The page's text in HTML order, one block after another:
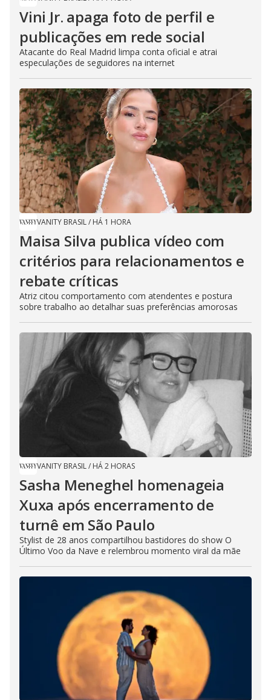
Vini Jr. apaga foto de perfil e
publicações em rede social
Atacante do Real Madrid limpa conta oficial e atrai
especulações de seguidores na internet
VANITY BRASIL/ HÁ 1 HORA
Maisa Silva publica vídeo com
critérios para relacionamentos e
rebate críticas
Atriz citou comportamento com atendentes e postura
sobre trabalho ao detalhar suas preferências amorosas
VANITY BRASIL/ HÁ 2 HORAS
Sasha Meneghel homenageia
Xuxa após encerramento de
turnê em São Paulo
Stylist de 28 anos compartilhou bastidores do show O
Último Voo da Nave e relembrou momento viral da mãe